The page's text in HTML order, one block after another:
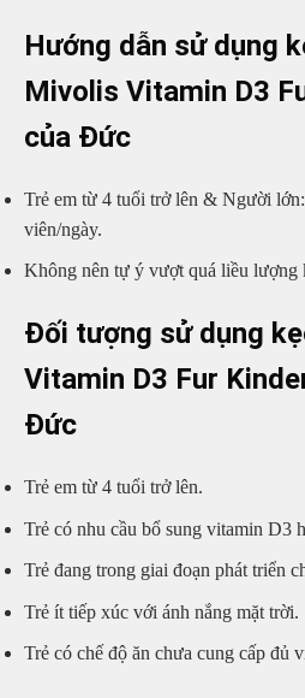
Hướng dẫn sử dụng
Mivolis Vitamin D3
của Đức
Trẻ em từ 4 tuổi trở lên & Người
viên/ngày.
Không nên tự ý vượt quá liều lượng
Đối tượng sử dụng
Vitamin D3 Fur
Đức
Trẻ em từ 4 tuổi trở lên.
Trẻ có nhu cầu bổ sung vitamin D3
Trẻ đang trong giai đoạn phát triển
Trẻ ít tiếp xúc với ánh nắng mặt trời.
Trẻ có chế độ ăn chưa cung cấp đủ